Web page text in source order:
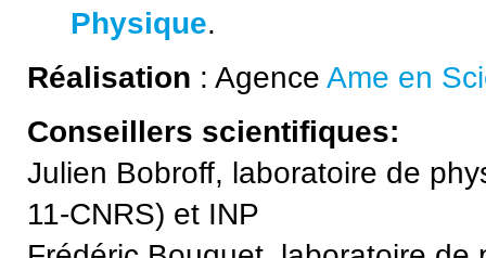
? Ordinateurs
?
Physique.
Réalisation : Agence Ame en
Conseillers scientifiques:
Julien Bobroff, laboratoire de
11-CNRS) et INP